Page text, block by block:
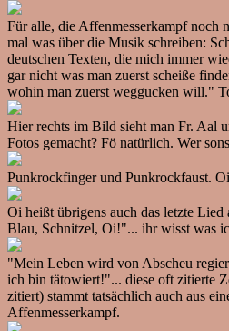
Für alle, die Affenmesserkampf noch
mal was über die Musik schreiben:
deutschen Texten, die mich immer
gar nicht was man zuerst scheiße
wohin man zuerst weggucken will."
Hier rechts im Bild sieht man Fr. Aal
Fotos gemacht? Fö natürlich. Wer
Punkrockfinger und Punkrockfaust.
Oi heißt übrigens auch das letzte
Blau, Schnitzel, Oi!"... ihr wisst was
"Mein Leben wird von Abscheu
ich bin tätowiert!"... diese oft zitierte
zitiert) stammt tatsächlich auch aus
Affenmesserkampf.